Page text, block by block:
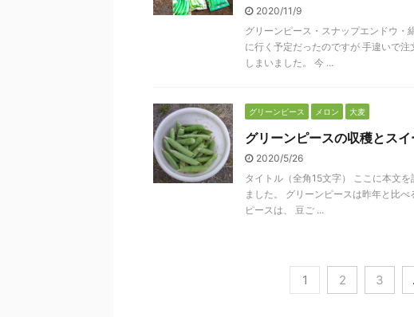
2020/11/9
グリーンピース・スナップエンドウ・
に行く予定だったのですが 手違いで
しまいました。 今 ...
グリーンピース メロン 大麦
グリーンピースの収穫とス
2020/5/26
タイトル（全角15文字） ここに本文
ました。 グリーンピースは昨年と比
ピースは、 豆ご ...
1 2 3